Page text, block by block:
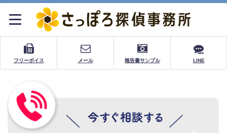
フリーボイス メール 報告書サンプル LINE